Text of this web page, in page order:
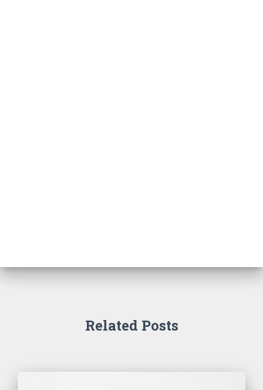
Related Posts